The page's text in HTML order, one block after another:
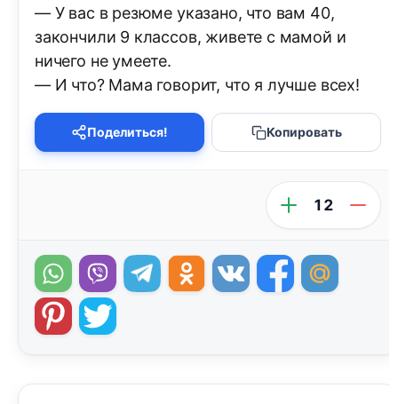
— У вас в резюме указано, что вам 40,
закончили 9 классов, живете с мамой и
ничего не умеете.
— И что? Мама говорит, что я лучше всех!
Поделиться! Копировать
12